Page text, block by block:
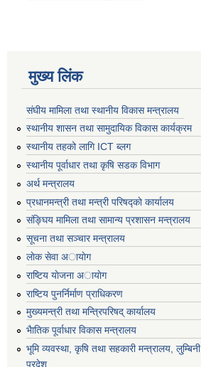
मुख्य लिंक
संघीय मामिला तथा स्थानीय विकास मन्त्रालय
स्थानीय शासन तथा सामुदायिक विकास कार्यक्रम
स्थानीय तहको लागि ICT ब्लग
स्थानीय पूर्वाधार तथा कृषि सडक विभाग
अर्थ मन्त्रालय
प्रधानमन्त्री तथा मन्त्री परिषद्काे कार्यालय
संङ्घिय मामिला तथा सामान्य प्रशासन मन्त्रालय
सूचना तथा सञ्चार मन्त्रालय
लाेक सेवा अायाेग
राष्टिय याेजना अायाेग
राष्टिय पुनर्निर्माण प्राधिकरण
मुख्यमन्त्री तथा मन्त्रिपरिषद् कार्यालय
भैातिक पूर्वाधार विकास मन्त्रालय
भूमि व्यवस्था, कृषि तथा सहकारी मन्त्रालय, लु्म्बिनी
प्रदेश